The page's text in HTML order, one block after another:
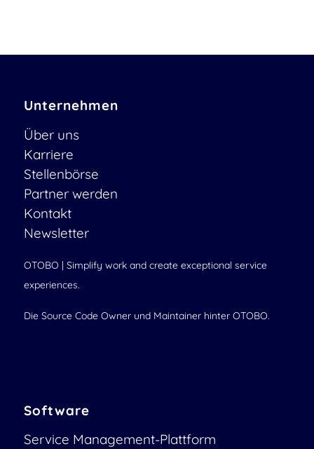
Unternehmen
Über uns
Karriere
Stellenbörse
Partner werden
Kontakt
Newsletter
OTOBO | Simplify work and create exceptional service
experiences.
Die Source Code Owner und Maintainer hinter OTOBO.
Software
Service Management-Plattform